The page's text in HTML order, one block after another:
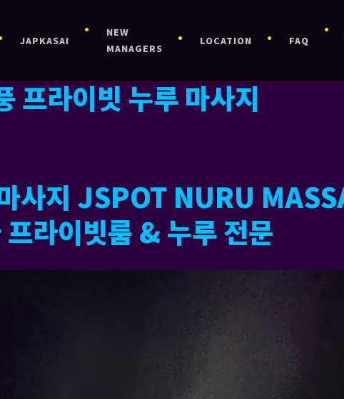
JAPKASAI
NEW
MANAGERS
LOCATION FAQ
프라이빗 누루 마사지
사지 JSPOT NURU
라이빗룸 & 누루 전문